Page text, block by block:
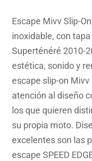
era:
Escape Mivv Slip-
inoxidable, con
Superténéré 2010-
estética, sonido y
escape slip-on
atención al diseño
los que quieren
su propia moto.
excelentes son las
escape SPEED